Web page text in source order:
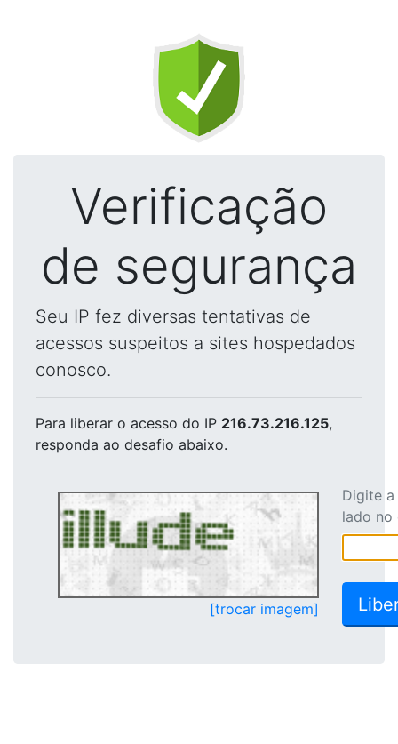
Verificação
de segurança
Seu IP fez diversas tentativas de
acessos suspeitos a sites hospedados
conosco.
Para liberar o acesso do IP 216.73.216.125,
responda ao desafio abaixo.
[trocar imagem]
Digite
lado no